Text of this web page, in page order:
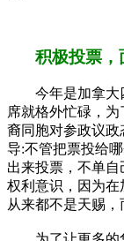
积极投票，
今年是加拿大四
席就格外忙碌，
裔同胞对参政议
导:不管把票投给
出来投票，不单
权利意识，因为在
从来都不是天赐，